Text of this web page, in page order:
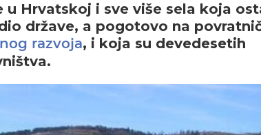
Hrvatskoj i sve više sela koja
države, a pogotovo na
razvoja, i koja su devedesetih